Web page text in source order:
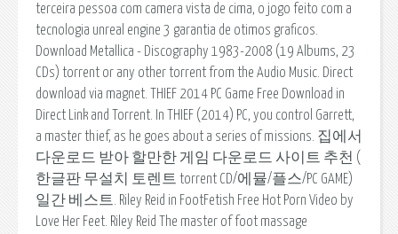
terceira pessoa com camera vista de cima, o jogo feito com a
tecnologia unreal engine 3 garantia de otimos graficos.
Download Metallica - Discography 1983-2008 (19 Albums, 23
CDs) torrent or any other torrent from the Audio Music. Direct
download via magnet. THIEF 2014 PC Game Free Download in
Direct Link and Torrent. In THIEF (2014) PC, you control Garrett,
a master thief, as he goes about a series of missions. 집에서
다운로드 받아 할만한 게임 다운로드 사이트 추천 (
한글판 무설치 토렌트 torrent CD/에뮬/플스/PC GAME)
일간 베스트. Riley Reid in FootFetish Free Hot Porn Video by
Love Her Feet. Riley Reid The master of foot massage